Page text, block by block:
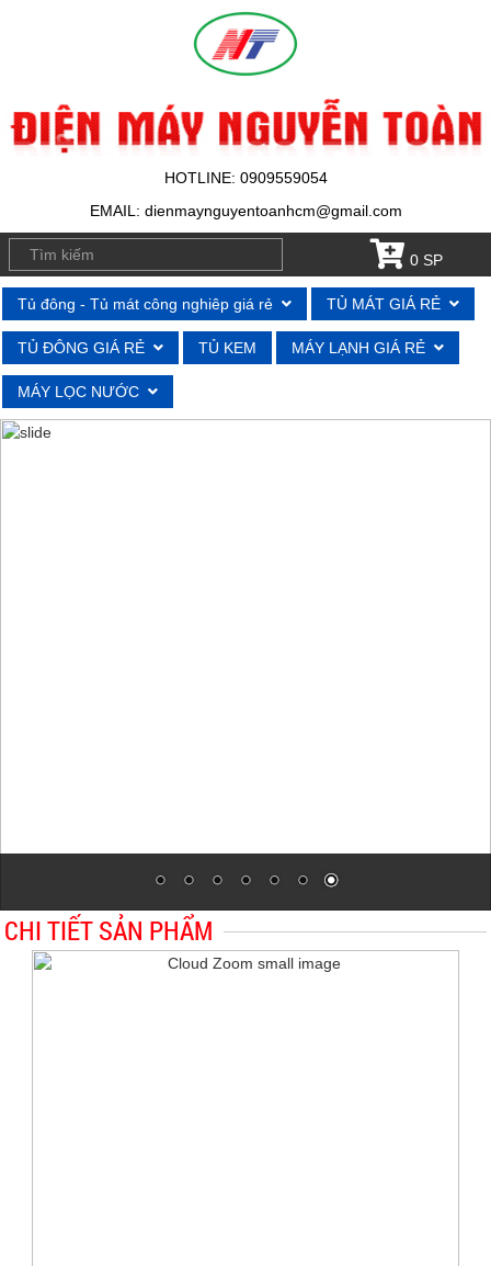
HOTLINE: 0909559054
EMAIL: dienmaynguyentoanhcm@gmail.com
0 SP
Tủ đông - Tủ mát công nghiêp giá rẻ TỦ MÁT GIÁ RẺ
TỦ ĐÔNG GIÁ RẺ TỦ KEM MÁY LẠNH GIÁ RẺ
MÁY LỌC NƯỚC
CHI TIẾT SẢN PHẨM